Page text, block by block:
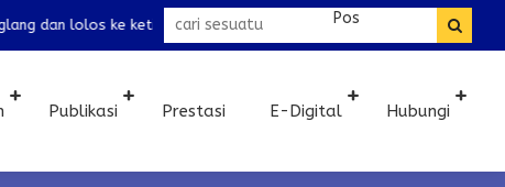
mapel IPS dan IPA tingkat Madrasah Tsanawiyah
Publikasi Prestasi E-Digital Hubungi